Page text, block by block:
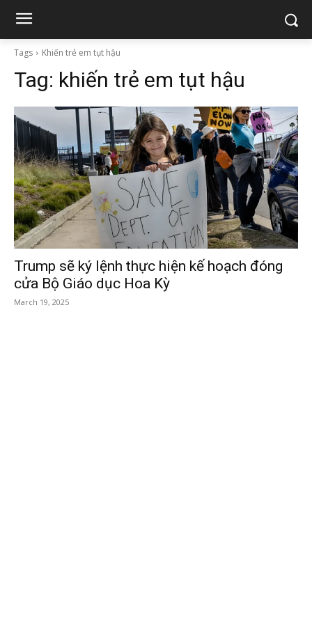
Tags Khiến trẻ em tụt hậu
Tag: khiến trẻ em tụt hậu
Trump sẽ ký lệnh thực hiện kế hoạch đóng
cửa Bộ Giáo dục Hoa Kỳ
March 19, 2025